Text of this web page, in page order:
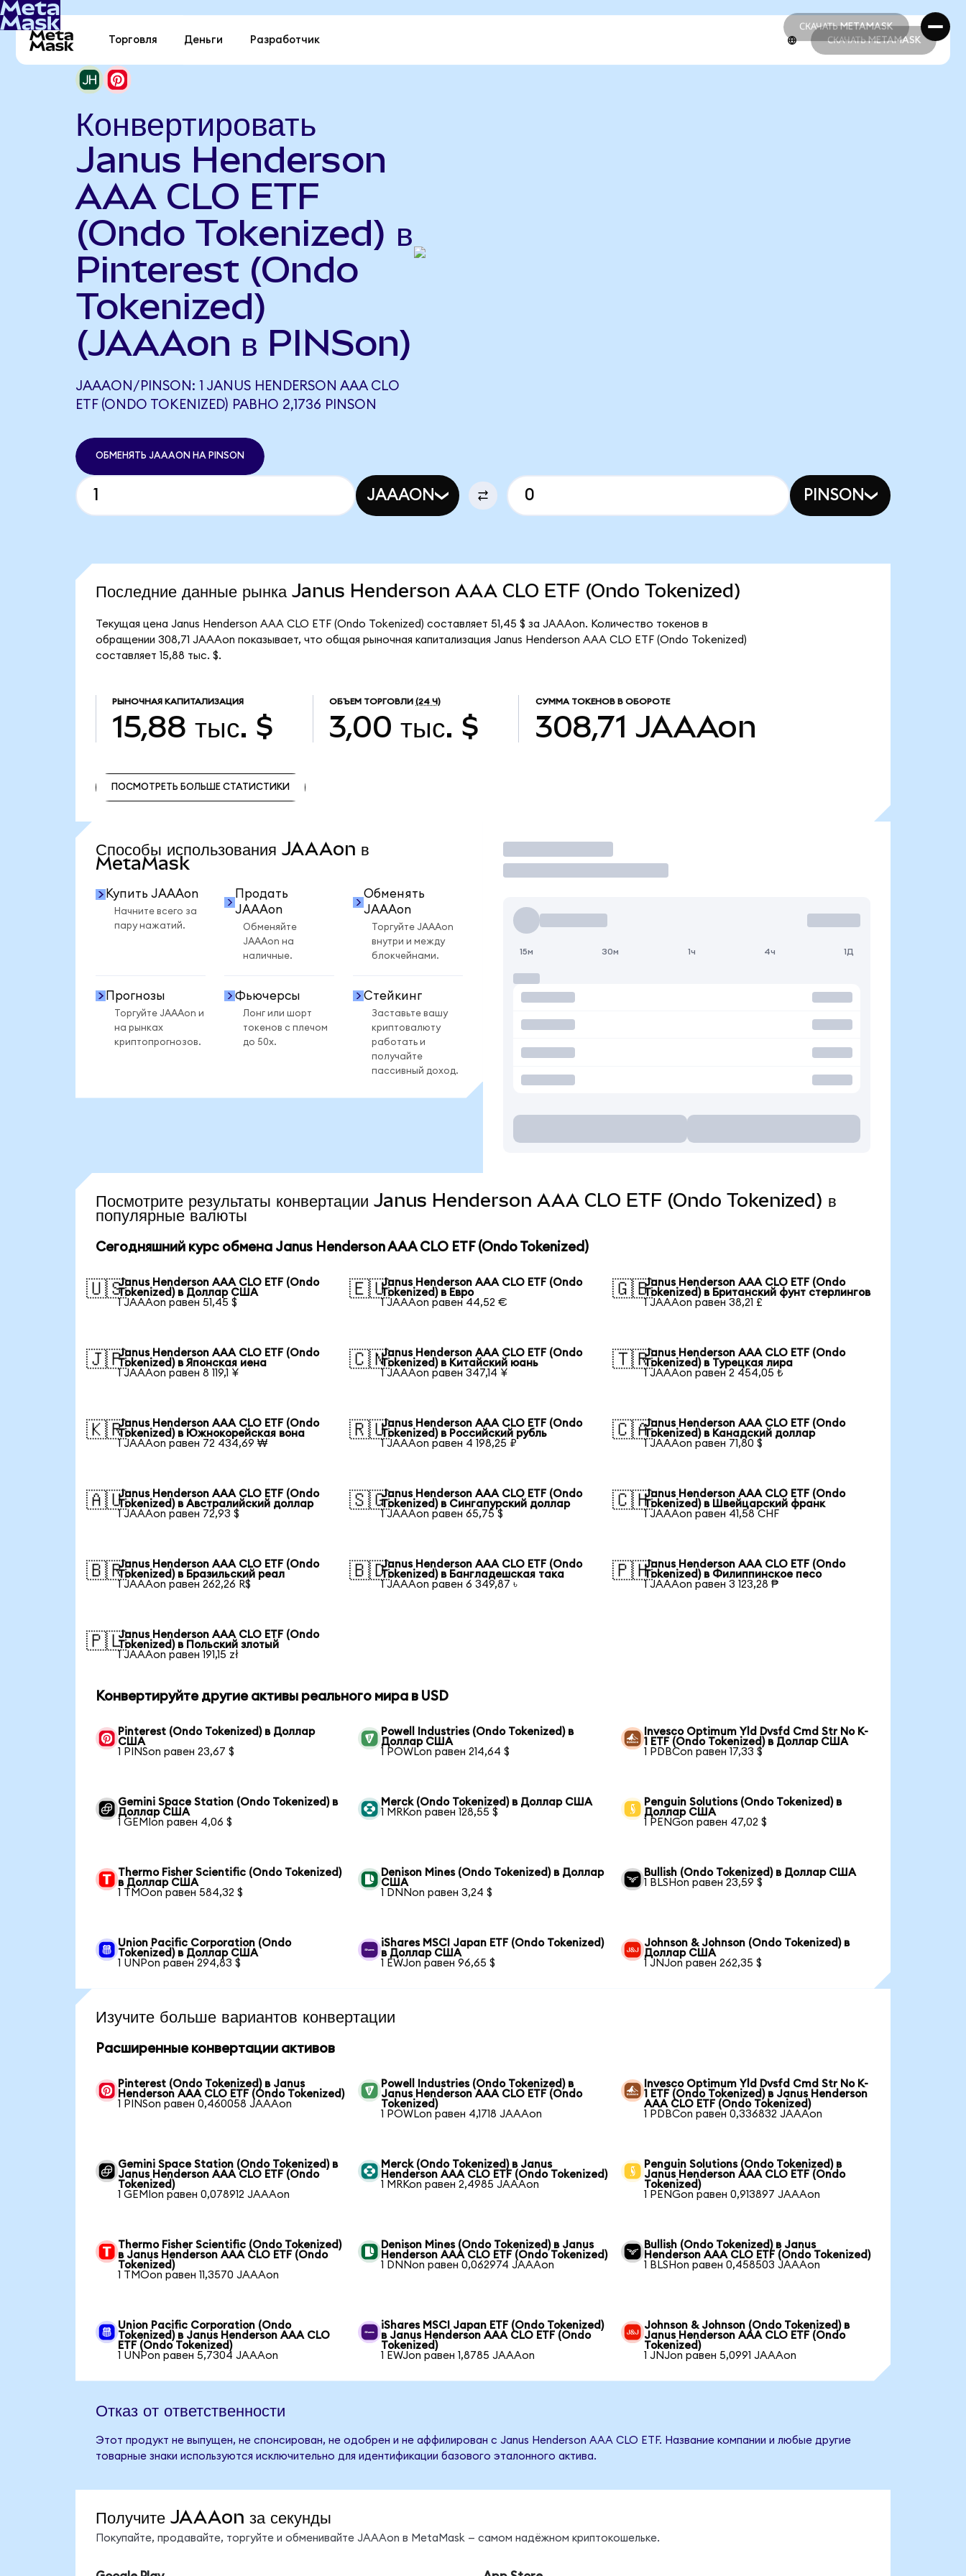
СКАЧАТЬ METAMASK
СКАЧАТЬ METAMASK
Торговля Деньги Разработчик СКАЧАТЬ METAMASK
Конвертировать
Janus Henderson
AAA CLO ETF
(Ondo Tokenized) в
Pinterest (Ondo
Tokenized)
(JAAAon в PINSon)
JAAAON/PINSON: 1 JANUS HENDERSON AAA CLO
ETF (ONDO TOKENIZED) РАВНО 2,1736 PINSON
ОБМЕНЯТЬ JAAAON НА PINSON
JAAAON PINSON
Последние данные рынка Janus Henderson AAA CLO ETF (Ondo Tokenized)
Текущая цена Janus Henderson AAA CLO ETF (Ondo Tokenized) составляет 51,45 $ за JAAAon. Количество токенов в
обращении 308,71 JAAAon показывает, что общая рыночная капитализация Janus Henderson AAA CLO ETF (Ondo Tokenized)
составляет 15,88 тыс. $.
РЫНОЧНАЯ КАПИТАЛИЗАЦИЯ
15,88 тыс. $
ОБЪЕМ ТОРГОВЛИ (24 Ч)
3,00 тыс. $
СУММА ТОКЕНОВ В ОБОРОТЕ
308,71 JAAAon
ПОСМОТРЕТЬ БОЛЬШЕ СТАТИСТИКИ
Способы использования JAAAon в
MetaMask
Купить JAAAon
Начните всего за
пару нажатий.
Продать
JAAAon
Обменяйте
JAAAon на
наличные.
Обменять
JAAAon
Торгуйте JAAAon
внутри и между
блокчейнами.
Прогнозы
Торгуйте JAAAon и
на рынках
криптопрогнозов.
Фьючерсы
Лонг или шорт
токенов с плечом
до 50x.
Стейкинг
Заставьте вашу
криптовалюту
работать и
получайте
пассивный доход.
Торговать
15м 30м 1ч 4ч 1Д
Посмотрите результаты конвертации Janus Henderson AAA CLO ETF (Ondo Tokenized) в
популярные валюты
Сегодняшний курс обмена Janus Henderson AAA CLO ETF (Ondo Tokenized)
🇺🇸Janus Henderson AAA CLO ETF (Ondo
Tokenized) в Доллар США
1 JAAAon равен 51,45 $
🇪🇺Janus Henderson AAA CLO ETF (Ondo
Tokenized) в Евро
1 JAAAon равен 44,52 €
🇬🇧Janus Henderson AAA CLO ETF (Ondo
Tokenized) в Британский фунт стерлингов
1 JAAAon равен 38,21 £
🇯🇵Janus Henderson AAA CLO ETF (Ondo
Tokenized) в Японская иена
1 JAAAon равен 8 119,1 ¥
🇨🇳Janus Henderson AAA CLO ETF (Ondo
Tokenized) в Китайский юань
1 JAAAon равен 347,14 ¥
🇹🇷Janus Henderson AAA CLO ETF (Ondo
Tokenized) в Турецкая лира
1 JAAAon равен 2 454,05 ₺
🇰🇷Janus Henderson AAA CLO ETF (Ondo
Tokenized) в Южнокорейская вона
1 JAAAon равен 72 434,69 ₩
🇷🇺Janus Henderson AAA CLO ETF (Ondo
Tokenized) в Российский рубль
1 JAAAon равен 4 198,25 ₽
🇨🇦Janus Henderson AAA CLO ETF (Ondo
Tokenized) в Канадский доллар
1 JAAAon равен 71,80 $
🇦🇺Janus Henderson AAA CLO ETF (Ondo
Tokenized) в Австралийский доллар
1 JAAAon равен 72,93 $
🇸🇬Janus Henderson AAA CLO ETF (Ondo
Tokenized) в Сингапурский доллар
1 JAAAon равен 65,75 $
🇨🇭Janus Henderson AAA CLO ETF (Ondo
Tokenized) в Швейцарский франк
1 JAAAon равен 41,58 CHF
🇧🇷Janus Henderson AAA CLO ETF (Ondo
Tokenized) в Бразильский реал
1 JAAAon равен 262,26 R$
🇧🇩Janus Henderson AAA CLO ETF (Ondo
Tokenized) в Бангладешская така
1 JAAAon равен 6 349,87 ৳
🇵🇭Janus Henderson AAA CLO ETF (Ondo
Tokenized) в Филиппинское песо
1 JAAAon равен 3 123,28 ₱
🇵🇱Janus Henderson AAA CLO ETF (Ondo
Tokenized) в Польский злотый
1 JAAAon равен 191,15 zł
Конвертируйте другие активы реального мира в USD
Pinterest (Ondo Tokenized) в Доллар
США
1 PINSon равен 23,67 $
Powell Industries (Ondo Tokenized) в
Доллар США
1 POWLon равен 214,64 $
Invesco Optimum Yld Dvsfd Cmd Str No K-
1 ETF (Ondo Tokenized) в Доллар США
1 PDBCon равен 17,33 $
Gemini Space Station (Ondo Tokenized) в
Доллар США
1 GEMIon равен 4,06 $
Merck (Ondo Tokenized) в Доллар США
1 MRKon равен 128,55 $
Penguin Solutions (Ondo Tokenized) в
Доллар США
1 PENGon равен 47,02 $
Thermo Fisher Scientific (Ondo Tokenized)
в Доллар США
1 TMOon равен 584,32 $
Denison Mines (Ondo Tokenized) в Доллар
США
1 DNNon равен 3,24 $
Bullish (Ondo Tokenized) в Доллар США
1 BLSHon равен 23,59 $
Union Pacific Corporation (Ondo
Tokenized) в Доллар США
1 UNPon равен 294,83 $
iShares MSCI Japan ETF (Ondo Tokenized)
в Доллар США
1 EWJon равен 96,65 $
Johnson & Johnson (Ondo Tokenized) в
Доллар США
1 JNJon равен 262,35 $
Изучите больше вариантов конвертации
Расширенные конвертации активов
Pinterest (Ondo Tokenized) в Janus
Henderson AAA CLO ETF (Ondo Tokenized)
1 PINSon равен 0,460058 JAAAon
Powell Industries (Ondo Tokenized) в
Janus Henderson AAA CLO ETF (Ondo
Tokenized)
1 POWLon равен 4,1718 JAAAon
Invesco Optimum Yld Dvsfd Cmd Str No K-
1 ETF (Ondo Tokenized) в Janus Henderson
AAA CLO ETF (Ondo Tokenized)
1 PDBCon равен 0,336832 JAAAon
Gemini Space Station (Ondo Tokenized) в
Janus Henderson AAA CLO ETF (Ondo
Tokenized)
1 GEMIon равен 0,078912 JAAAon
Merck (Ondo Tokenized) в Janus
Henderson AAA CLO ETF (Ondo Tokenized)
1 MRKon равен 2,4985 JAAAon
Penguin Solutions (Ondo Tokenized) в
Janus Henderson AAA CLO ETF (Ondo
Tokenized)
1 PENGon равен 0,913897 JAAAon
Thermo Fisher Scientific (Ondo Tokenized)
в Janus Henderson AAA CLO ETF (Ondo
Tokenized)
1 TMOon равен 11,3570 JAAAon
Denison Mines (Ondo Tokenized) в Janus
Henderson AAA CLO ETF (Ondo Tokenized)
1 DNNon равен 0,062974 JAAAon
Bullish (Ondo Tokenized) в Janus
Henderson AAA CLO ETF (Ondo Tokenized)
1 BLSHon равен 0,458503 JAAAon
Union Pacific Corporation (Ondo
Tokenized) в Janus Henderson AAA CLO
ETF (Ondo Tokenized)
1 UNPon равен 5,7304 JAAAon
iShares MSCI Japan ETF (Ondo Tokenized)
в Janus Henderson AAA CLO ETF (Ondo
Tokenized)
1 EWJon равен 1,8785 JAAAon
Johnson & Johnson (Ondo Tokenized) в
Janus Henderson AAA CLO ETF (Ondo
Tokenized)
1 JNJon равен 5,0991 JAAAon
Отказ от ответственности
Этот продукт не выпущен, не спонсирован, не одобрен и не аффилирован с Janus Henderson AAA CLO ETF. Название компании и любые другие
товарные знаки используются исключительно для идентификации базового эталонного актива.
Получите JAAAon за секунды
Покупайте, продавайте, торгуйте и обменивайте JAAAon в MetaMask — самом надёжном криптокошельке.